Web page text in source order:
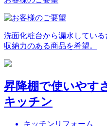
洗面化粧台から漏水している
収納力のある商品を希望。
昇降棚で使いやす
キッチン
キッチンリフォーム